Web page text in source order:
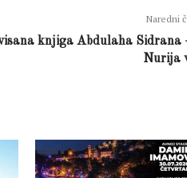
Naredni
knjiga Abdulaha Sidrana
Nurija